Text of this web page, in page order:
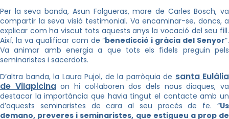
Per la seva banda, Asun Falgueras, mare de Carles Bosch, va
compartir la seva visió testimonial. Va encaminar-se, doncs, a
explicar com ha viscut tots aquests anys la vocació del seu fill.
Així, la va qualificar com de “benedicció i gràcia del Senyor”.
Va animar amb energia a que tots els fidels preguin pels
seminaristes i sacerdots.
D’altra banda, la Laura Pujol, de la parròquia de santa Eulàlia
de Vilapicinaon hi col·laboren dos dels nous diaques, va
destacar la importància que havia tingut el contacte amb un
d’aquests seminaristes de cara al seu procés de fe. “Us
demano, preveres i seminaristes, que estigueu a prop de